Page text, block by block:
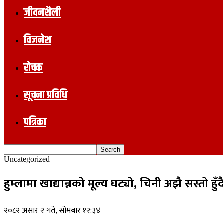
जीवनशैली
विजनेश
रोचक
सूचना प्रविधि
पत्रिका
Uncategorized
हुम्लामा खाद्यान्नको मूल्य घट्यो, चिनी अझै सस्तो
२०८२ असार २ गते, सोमबार १२:३४